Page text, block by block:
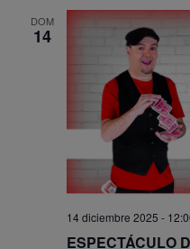
DOM
14
ESPECTÁCULO
14 diciembre 2025 -